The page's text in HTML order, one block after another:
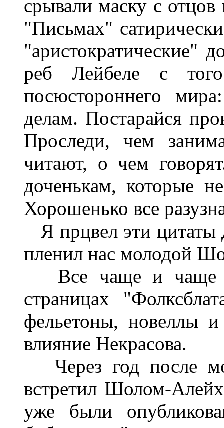
срывали маску с
"Письмах"
"аристократические"
реб Лейбеле с
посюстороннего
делам. Постарайся
Проследи, чем
читают, о чем
доченькам, которые
Хорошенько все
Я прцвел эти цитаты
пленил нас молодой
Все чаще и чаще
страницах
фельетоны, новеллы
влияние Некрасова.
Через год после
встретил Шолом-
уже были